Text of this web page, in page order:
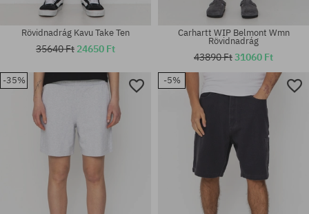
Elérhető méretek:
Elérhető méretek:
27; 28; 29
Rövidnadrág Kavu Take Ten
35640 Ft 24650 Ft
Carhartt WIP Belmont Wmn
Rövidnadrág
43890 Ft31060 Ft
-35% -5%